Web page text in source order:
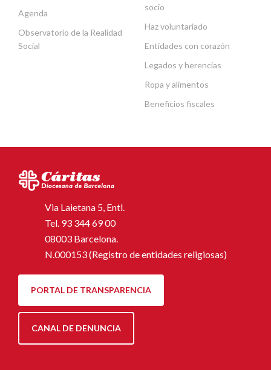
Agenda
Observatorio de la Realidad
Social
socio
Haz voluntariado
Entidades con corazón
Legados y herencias
Ropa y alimentos
Beneficios fiscales
Via Laietana 5, Entl.
Tel. 93 344 69 00
08003 Barcelona.
N.000153 (Registro de entidades religiosas)
PORTAL DE TRANSPARENCIA
CANAL DE DENUNCIA